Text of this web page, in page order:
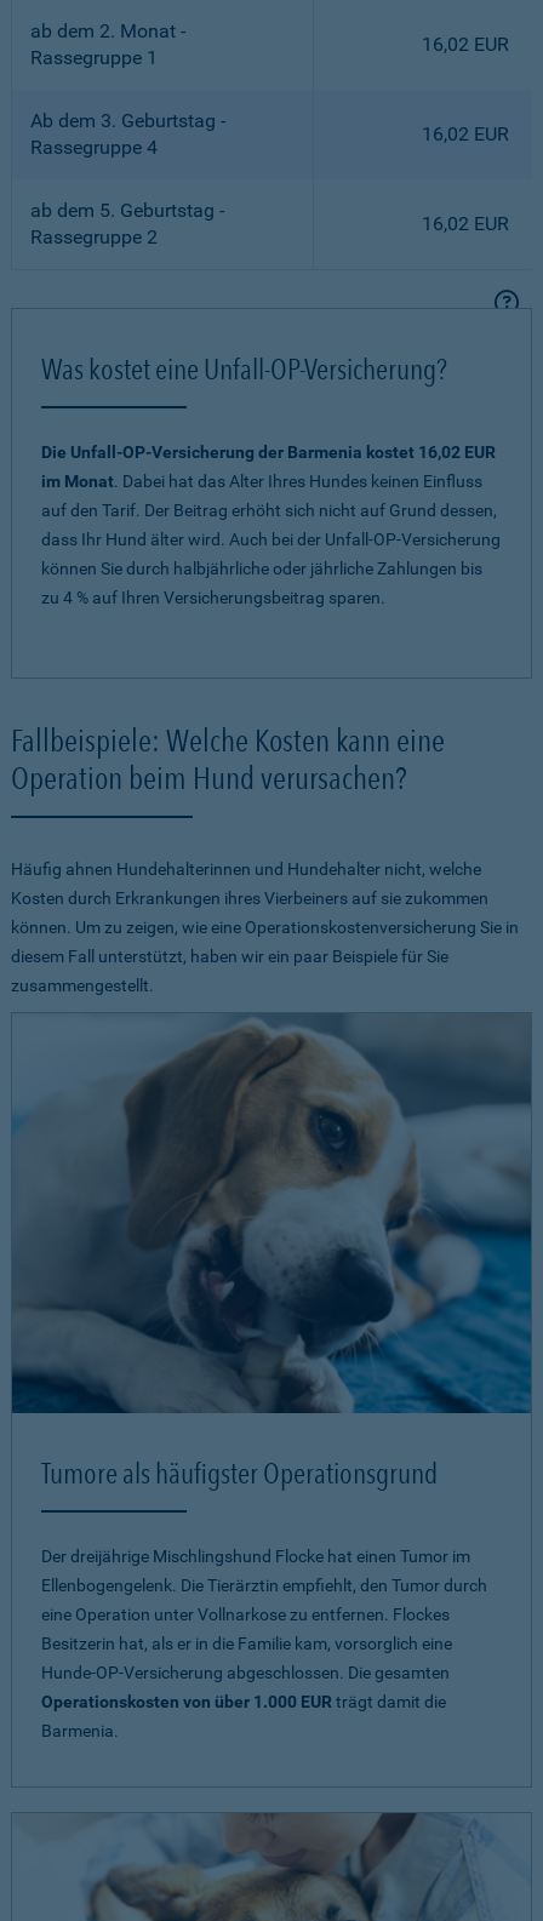
ab dem 2. Monat -
Rassegruppe 1
16,02 EUR
Ab dem 3. Geburtstag -
Rassegruppe 4
16,02 EUR
ab dem 5. Geburtstag -
Rassegruppe 2
16,02 EUR
Was kostet eine Unfall-OP-Versicherung?
Die Unfall-OP-Versicherung der Barmenia kostet 16,02 EUR
im Monat. Dabei hat das Alter Ihres Hundes keinen Einfluss
auf den Tarif. Der Beitrag erhöht sich nicht auf Grund dessen,
dass Ihr Hund älter wird. Auch bei der Unfall-OP-Versicherung
können Sie durch halbjährliche oder jährliche Zahlungen bis
zu 4 % auf Ihren Versicherungsbeitrag sparen.
Fallbeispiele: Welche Kosten kann eine
Operation beim Hund verursachen?
Häufig ahnen Hundehalterinnen und Hundehalter nicht, welche
Kosten durch Erkrankungen ihres Vierbeiners auf sie zukommen
können. Um zu zeigen, wie eine Operationskostenversicherung Sie in
diesem Fall unterstützt, haben wir ein paar Beispiele für Sie
zusammengestellt.
Tumore als häufigster Operationsgrund
Der dreijährige Mischlingshund Flocke hat einen Tumor im
Ellenbogengelenk. Die Tierärztin empfiehlt, den Tumor durch
eine Operation unter Vollnarkose zu entfernen. Flockes
Besitzerin hat, als er in die Familie kam, vorsorglich eine
Hunde-OP-Versicherung abgeschlossen. Die gesamten
Operationskosten von über 1.000 EUR trägt damit die
Barmenia.